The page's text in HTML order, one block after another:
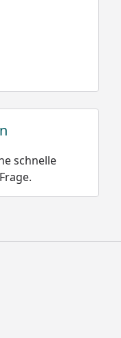
schnelle